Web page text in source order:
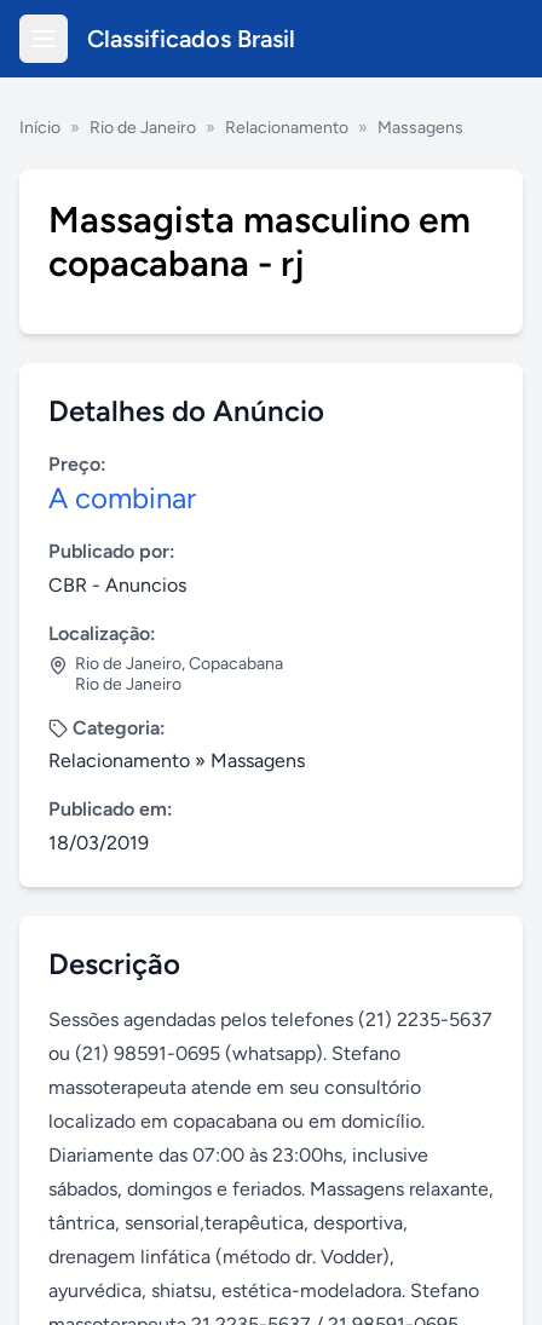
Classificados Brasil
Início » Rio de Janeiro » Relacionamento » Massagens
Massagista masculino em
copacabana - rj
Detalhes do Anúncio
Preço:
A combinar
Publicado por:
CBR - Anuncios
Localização:
Rio de Janeiro,Copacabana
Rio de Janeiro
Categoria:
Relacionamento » Massagens
Publicado em:
18/03/2019
Descrição
Sessões agendadas pelos telefones (21) 2235-5637
ou (21) 98591-0695 (whatsapp). Stefano
massoterapeuta atende em seu consultório
localizado em copacabana ou em domicílio.
Diariamente das 07:00 às 23:00hs, inclusive
sábados, domingos e feriados. Massagens relaxante,
tântrica, sensorial,terapêutica, desportiva,
drenagem linfática (método dr. Vodder),
ayurvédica, shiatsu, estética-modeladora. Stefano